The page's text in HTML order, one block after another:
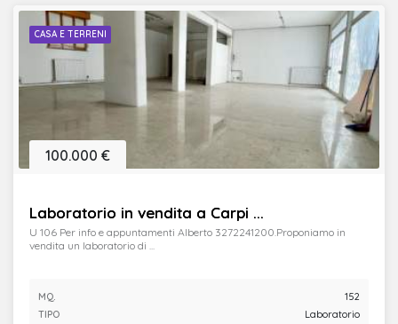
CASA E TERRENI
Laboratorio in vendita a Carpi ...
100.000 €
U 106 Per info e appuntamenti Alberto 3272241200.Proponiamo in
vendita un laboratorio di ...
MQ.
152
TIPO
Laboratorio